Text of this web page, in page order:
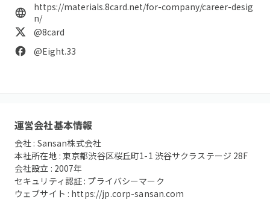
https://materials.8card.net/for-company/career-desig
n/
@8card
@Eight.33
運営会社基本情報
会社 : Sansan株式会社
本社所在地 :東京都渋谷区桜丘町1-1 渋谷サクラステージ 28F
会社設立 : 2007年
セキュリティ認証 : プライバシーマーク
ウェブサイト : https://jp.corp-sansan.com